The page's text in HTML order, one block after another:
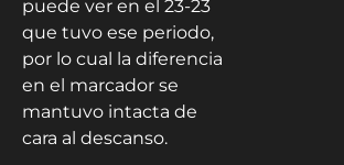
puede ver en el 23-23
que tuvo ese periodo,
por lo cual la diferencia
en el marcador se
mantuvo intacta de
cara al descanso.